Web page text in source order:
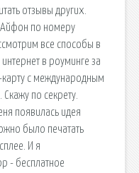
отзывы других.
Айфон по номеру
все способы в
в роуминге за
карту с международным
по секрету.
появилась идея
было печатать
И я
- бесплатное